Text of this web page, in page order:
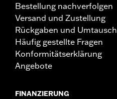
Bestellung nachverfolgen
Versand und Zustellung
Rückgaben und Umtausch
Häufig gestellte Fragen
Konformitätserklärung
Angebote
FINANZIERUNG